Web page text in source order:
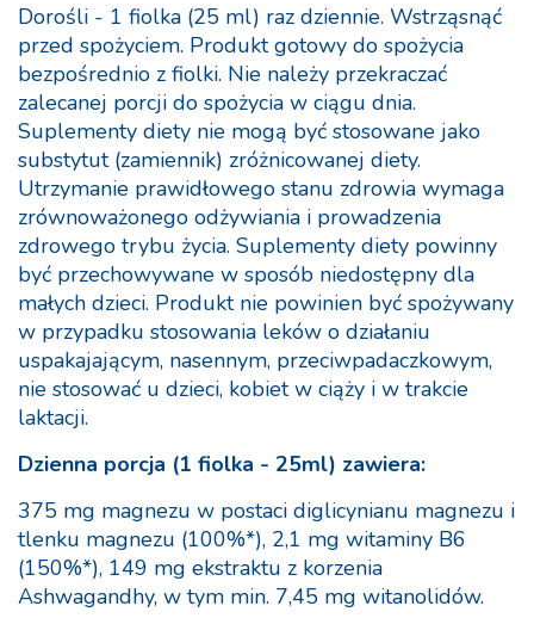
Dorośli - 1 fiolka (25 ml) raz dziennie. Wstrząsnąć
przed spożyciem. Produkt gotowy do spożycia
bezpośrednio z fiolki. Nie należy przekraczać
zalecanej porcji do spożycia w ciągu dnia.
Suplementy diety nie mogą być stosowane jako
substytut (zamiennik) zróżnicowanej diety.
Utrzymanie prawidłowego stanu zdrowia wymaga
zrównoważonego odżywiania i prowadzenia
zdrowego trybu życia. Suplementy diety powinny
być przechowywane w sposób niedostępny dla
małych dzieci. Produkt nie powinien być spożywany
w przypadku stosowania leków o działaniu
uspakajającym, nasennym, przeciwpadaczkowym,
nie stosować u dzieci, kobiet w ciąży i w trakcie
laktacji.
Dzienna porcja (1 fiolka - 25ml) zawiera:
375 mg magnezu w postaci diglicynianu magnezu i
tlenku magnezu (100%*), 2,1 mg witaminy B6
(150%*), 149 mg ekstraktu z korzenia
Ashwagandhy, w tym min. 7,45 mg witanolidów.